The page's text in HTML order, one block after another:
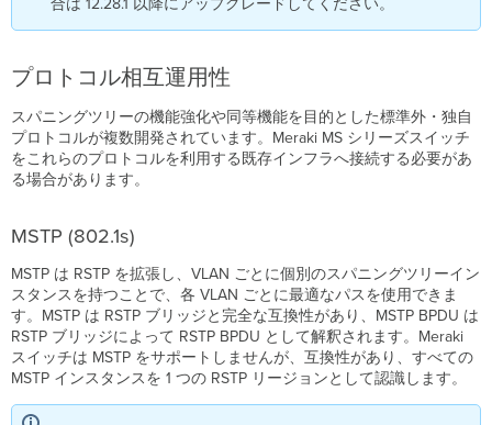
プロトコル相互運用性
スパニングツリーの機能強化や同等機能を目的とした標準外・独自
プロトコルが複数開発されています。Meraki MS シリーズスイッチ
をこれらのプロトコルを利用する既存インフラへ接続する必要があ
る場合があります。
MSTP (802.1s)
MSTP は RSTP を拡張し、VLAN ごとに個別のスパニングツリーイン
スタンスを持つことで、各 VLAN ごとに最適なパスを使用できま
す。MSTP は RSTP ブリッジと完全な互換性があり、MSTP BPDU は
RSTP ブリッジによって RSTP BPDU として解釈されます。Meraki
スイッチは MSTP をサポートしませんが、互換性があり、すべての
MSTP インスタンスを 1 つの RSTP リージョンとして認識します。